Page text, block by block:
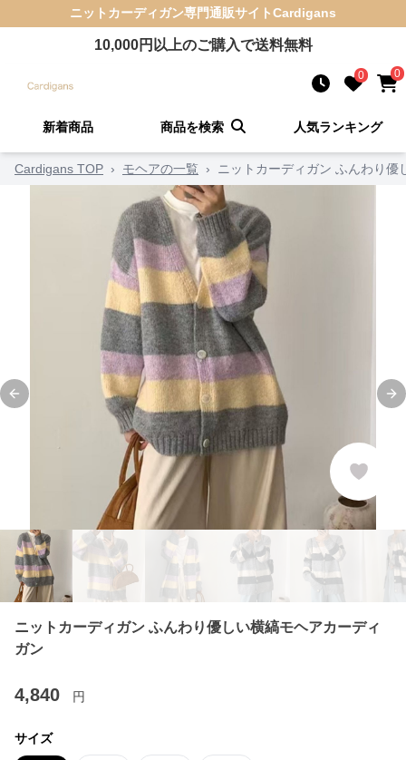
ニットカーディガン専門通販サイトCardigans
10,000円以上のご購入で送料無料
0 0
新着商品 商品を検索 人気ランキング
Cardigans TOP › モヘアの一覧 › ニットカーディガン ふんわり
Previous slide
ニットカーディガン ふんわり優しい横縞モヘアカーディ
ガン
4,840 円
サイズ